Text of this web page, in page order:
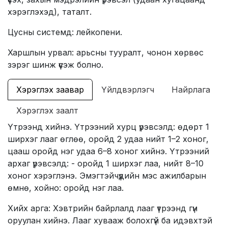
хэрэглэхэд), таталт.
Цусны системд: лейкопени.
Харшлын урвал: арьсны тууралт, чонон хөрвөс
зэрэг шинж үүсэж болно.
Хэрэглэх заавар Үйлдвэрлэгч Найрлага
Хэрэглэх заалт
Үтрээнд хийнэ. Үтрээний хурц үрэвсэлд: өдөрт 1
ширхэг лааг өглөө, оройд 2 удаа нийт 1–2 хоног,
цааш оройд нэг удаа 6–8 хоног хийнэ. Үтрээний
архаг үрэвсэлд: - оройд 1 ширхэг лаа, нийт 8–10
хоног хэрэглэнэ. Эмэгтэйчүүдийн мэс ажилбарын
өмнө, хойно: оройд нэг лаа.
Хийх арга: Хэвтрийн байрлалд лааг үтрээнд гүн
оруулан хийнэ. Лааг хувааж болохгүй ба идэвхтэй